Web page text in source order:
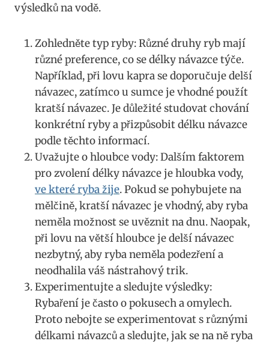
výsledků na vodě.
Zohledněte typ ryby: Různé druhy ryb mají
různé preference, co se délky návazce týče.
Například, při ‍lovu kapra se doporučuje delší
návazec, zatímco u sumce je vhodné použít
kratší návazec. Je důležité studovat chování
konkrétní ryby a​ přizpůsobit délku⁣ návazce
podle těchto informací.
Uvažujte o hloubce vody: Dalším​ faktorem
pro zvolení délky návazce je hloubka vody,
ve které ryba žije. Pokud se pohybujete na
mělčině, kratší návazec je vhodný, aby ryba
neměla možnost se ⁤uvěznit na dnu. Naopak,
při lovu na větší hloubce je delší návazec​
nezbytný, ​aby ryba neměla podezření a
neodhalila váš nástrahový trik.
Experimentujte a⁢ sledujte výsledky:
Rybaření je často o pokusech a omylech.
Proto nebojte se experimentovat s různými
délkami návazců a sledujte, jak se na ně ryba